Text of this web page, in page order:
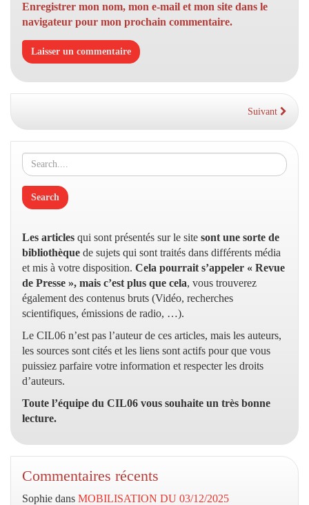
Enregistrer mon nom, mon e-mail et mon site dans le
navigateur pour mon prochain commentaire.
Suivant
Les articles qui sont présentés sur le site sont une sorte de
bibliothèque de sujets qui sont traités dans différents média
et mis à votre disposition. Cela pourrait s’appeler « Revue
de Presse », mais c’est plus que cela, vous trouverez
également des contenus bruts (Vidéo, recherches
scientifiques, émissions de radio, …).
Le CIL06 n’est pas l’auteur de ces articles, mais les auteurs,
les sources sont cités et les liens sont actifs pour que vous
puissiez parfaire votre information et respecter les droits
d’auteurs.
Toute l’équipe du CIL06 vous souhaite un très bonne
lecture.
Commentaires récents
Sophie dans MOBILISATION DU 03/12/2025